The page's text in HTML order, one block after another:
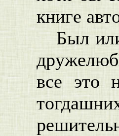
книге
Был
все это